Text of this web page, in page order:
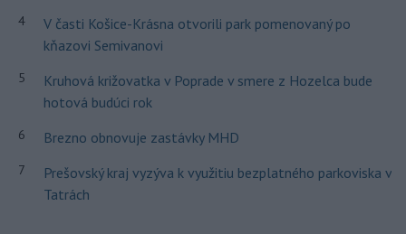
4
V časti Košice-Krásna otvorili park pomenovaný po
kňazovi Semivanovi
5
Kruhová križovatka v Poprade v smere z Hozelca bude
hotová budúci rok
6 Brezno obnovuje zastávky MHD
7
Prešovský kraj vyzýva k využitiu bezplatného parkoviska v
Tatrách